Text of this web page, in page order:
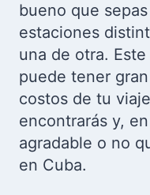
bueno que
estaciones
una de otra.
puede tener
costos de tu
encontrarás y,
agradable o no
en Cuba.